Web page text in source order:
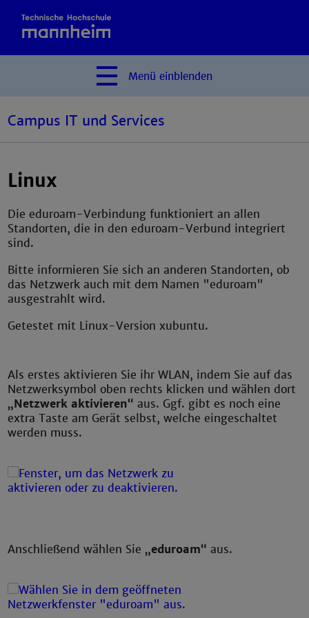
Menü einblenden
Campus IT und Services
Linux
Die eduroam-Verbindung funktioniert an allen
Standorten, die in den eduroam-Verbund integriert
sind.
Bitte informieren Sie sich an anderen Standorten, ob
das Netzwerk auch mit dem Namen "eduroam"
ausgestrahlt wird.
Getestet mit Linux-Version xubuntu.
Als erstes aktivieren Sie ihr WLAN, indem Sie auf das
Netzwerksymbol oben rechts klicken und wählen dort
„Netzwerk aktivieren“ aus. Ggf. gibt es noch eine
extra Taste am Gerät selbst, welche eingeschaltet
werden muss.
Anschließend wählen Sie „eduroam“ aus.